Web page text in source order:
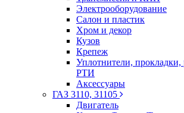
Электрооборудование
Салон и пластик
Хром и декор
Кузов
Крепеж
Уплотнители,
РТИ
Аксессуары
ГАЗ 3110, 31105
Двигатель